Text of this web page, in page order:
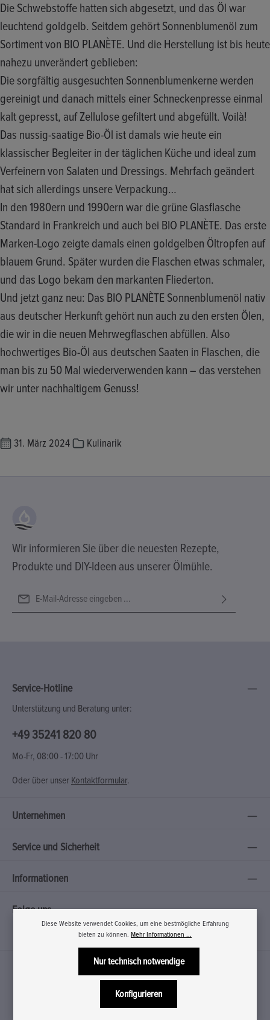
Die Schwebstoffe hatten sich abgesetzt, und das Öl war
leuchtend goldgelb. Seitdem gehört Sonnenblumenöl zum
Sortiment von BIO PLANÈTE. Und die Herstellung ist bis heute
nahezu unverändert geblieben:
Die sorgfältig ausgesuchten Sonnenblumenkerne werden
gereinigt und danach mittels einer Schneckenpresse einmal
kalt gepresst, auf Zellulose gefiltert und abgefüllt. Voilà!
Das nussig-saatige Bio-Öl ist damals wie heute ein
klassischer Begleiter in der täglichen Küche und ideal zum
Verfeinern von Salaten und Dressings. Mehrfach geändert
hat sich allerdings unsere Verpackung…
In den 1980ern und 1990ern war die grüne Glasflasche
Standard in Frankreich und auch bei BIO PLANÈTE. Das erste
Marken-Logo zeigte damals einen goldgelben Öltropfen auf
blauem Grund. Später wurden die Flaschen etwas schmaler,
und das Logo bekam den markanten Fliederton.
Und jetzt ganz neu: Das BIO PLANÈTE Sonnenblumenöl nativ
aus deutscher Herkunft gehört nun auch zu den ersten Ölen,
die wir in die neuen Mehrwegflaschen abfüllen. Also
hochwertiges Bio-Öl aus deutschen Saaten in Flaschen, die
man bis zu 50 Mal wiederverwenden kann – das verstehen
wir unter nachhaltigem Genuss!
31. März 2024 Kulinarik
Wir informieren Sie über die neuesten Rezepte,
Produkte und DIY-Ideen aus unserer Ölmühle.
E-Mail-Adresse*
Service-Hotline
Unterstützung und Beratung unter:
+49 35241 820 80
Mo-Fr, 08:00 - 17:00 Uhr
Oder über unser Kontaktformular.
Unternehmen
Service und Sicherheit
Informationen
Folge uns
Diese Website verwendet Cookies, um eine bestmögliche Erfahrung
bieten zu können. Mehr Informationen ...
Nur technisch notwendige
Konfigurieren